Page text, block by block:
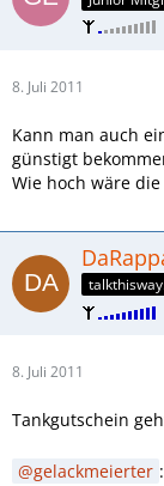
8. Juli 2011
Kann man auch
günstigt
Wie hoch wäre
8. Juli 2011
Tankgutschein
gelackmeierter